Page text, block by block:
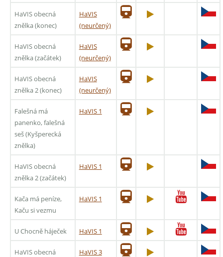
HaVIS obecná
znělka (konec)
HaVIS
(neurčený)
HaVIS obecná
znělka (začátek)
HaVIS
(neurčený)
HaVIS obecná
znělka 2 (konec)
HaVIS
(neurčený)
Falešná má
panenko, falešná
seš (Kyšperecká
znělka)
HaVIS 1
HaVIS obecná
znělka 2 (začátek)
HaVIS 1
Kača má peníze,
Kaču si vezmu
HaVIS 1
U Chocně háječek HaVIS 1
HaVIS obecná
HaVIS 3